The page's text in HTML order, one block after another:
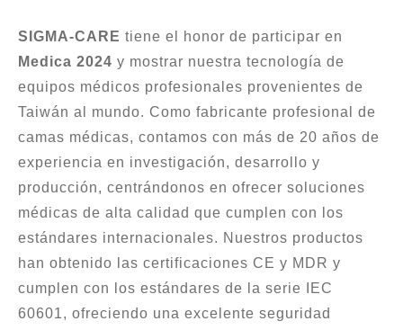
SIGMA-CARE tiene el honor de participar en
Medica 2024 y mostrar nuestra tecnología de
equipos médicos profesionales provenientes de
Taiwán al mundo. Como fabricante profesional de
camas médicas, contamos con más de 20 años de
experiencia en investigación, desarrollo y
producción, centrándonos en ofrecer soluciones
médicas de alta calidad que cumplen con los
estándares internacionales. Nuestros productos
han obtenido las certificaciones CE y MDR y
cumplen con los estándares de la serie IEC
60601, ofreciendo una excelente seguridad